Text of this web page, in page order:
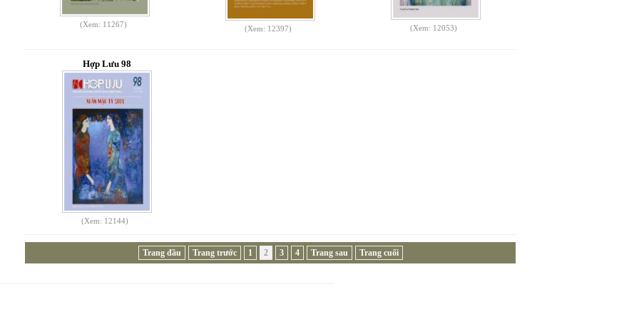
(Xem: 11267) (Xem: 12397) (Xem: 12053)
Hợp Lưu 98
(Xem: 12144)
Trang đầu Trang trước 1 2 3 4 Trang sau Trang cuối